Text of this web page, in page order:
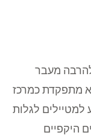
מעבר
מתפקדת כמרכז
למטיילים לגלות
היקפיים